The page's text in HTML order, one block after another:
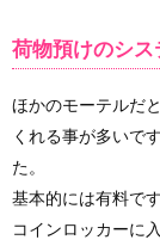
荷物預けのシ
ほかのモーテルだ
くれる事が多いで
た。
基本的には有料です
コインロッカーに